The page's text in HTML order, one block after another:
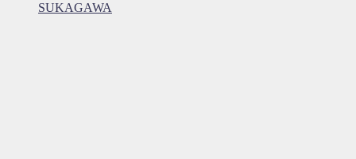
SUKAGAWA